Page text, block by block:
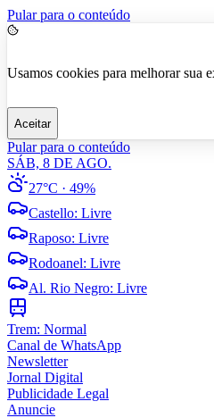
Pular para o conteúdo
Usamos cookies para melhorar sua
Aceitar
Pular para o conteúdo
SÁB, 8 DE AGO.
27°C · 49%
Castello: Livre
Raposo: Livre
Rodoanel: Livre
Al. Rio Negro: Livre
Trem: Normal
Canal de WhatsApp
Newsletter
Jornal Digital
Publicidade Legal
Anuncie